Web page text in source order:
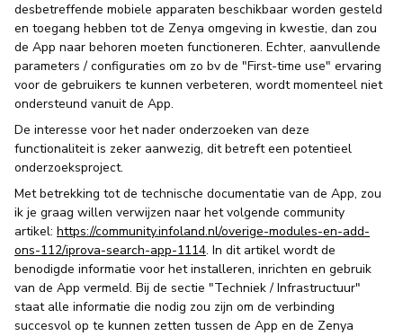
desbetreffende mobiele apparaten beschikbaar worden gesteld
en toegang hebben tot de Zenya omgeving in kwestie, dan zou
de App naar behoren moeten functioneren. Echter, aanvullende
parameters / configuraties om zo bv de "First-time use" ervaring
voor de gebruikers te kunnen verbeteren, wordt momenteel niet
ondersteund vanuit de App.
De interesse voor het nader onderzoeken van deze
functionaliteit is zeker aanwezig, dit betreft een potentieel
onderzoeksproject.
Met betrekking tot de technische documentatie van de App, zou
ik je graag willen verwijzen naar het volgende community
artikel: https://community.infoland.nl/overige-modules-en-add-
ons-112/iprova-search-app-1114. In dit artikel wordt de
benodigde informatie voor het installeren, inrichten en gebruik
van de App vermeld. Bij de sectie "Techniek / Infrastructuur"
staat alle informatie die nodig zou zijn om de verbinding
succesvol op te kunnen zetten tussen de App en de Zenya